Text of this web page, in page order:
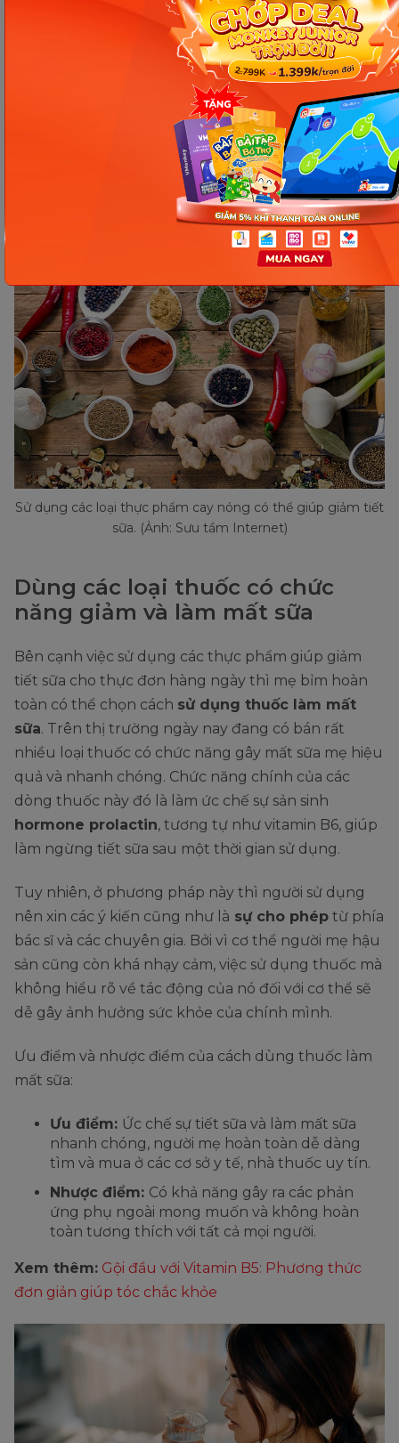
đến hệ tiêu hóa non nớt của bé con.
Ưu và nhược điểm khi sử dụng các loại thực phẩm
có khả năng làm mất sữa:
Nguyên liệu đơn giản, dễ tìm, dễ chế
biến và không tốn thời gian để làm thành các
Người mẹ có thể buộc phải thử
nhiều loại thực phẩm trên, để tìm được loại
thích hợp và đem lại hiệu quả mất sữa đối với
Sử dụng các loại thực phẩm cay nóng có thể giúp giảm tiết
sữa. (Ảnh: Sưu tầm Internet)
Dùng các loại thuốc có chức
năng giảm và làm mất sữa
Bên cạnh việc sử dụng các thực phẩm giúp giảm
tiết sữa cho thực đơn hàng ngày thì mẹ bỉm hoàn
toàn có thể chọn cách sử dụng thuốc làm mất
sữa. Trên thị trường ngày nay đang có bán rất
nhiều loại thuốc có chức năng gây mất sữa mẹ hiệu
quả và nhanh chóng. Chức năng chính của các
dòng thuốc này đó là làm ức chế sự sản sinh
hormone prolactin, tương tự như vitamin B6, giúp
làm ngừng tiết sữa sau một thời gian sử dụng.
Tuy nhiên, ở phương pháp này thì người sử dụng
nên xin các ý kiến cũng như là sự cho phép từ phía
bác sĩ và các chuyên gia. Bởi vì cơ thể người mẹ hậu
sản cũng còn khá nhạy cảm, việc sử dụng thuốc mà
không hiểu rõ về tác động của nó đối với cơ thể sẽ
dễ gây ảnh hưởng sức khỏe của chính mình.
Ưu điểm và nhược điểm của cách dùng thuốc làm
mất sữa:
Ưu điểm: Ức chế sự tiết sữa và làm mất sữa
nhanh chóng, người mẹ hoàn toàn dễ dàng
tìm và mua ở các cơ sở y tế, nhà thuốc uy tín.
Nhược điểm: Có khả năng gây ra các phản
ứng phụ ngoài mong muốn và không hoàn
toàn tương thích với tất cả mọi người.
Xem thêm: Gội đầu với Vitamin B5: Phương thức
đơn giản giúp tóc chắc khỏe